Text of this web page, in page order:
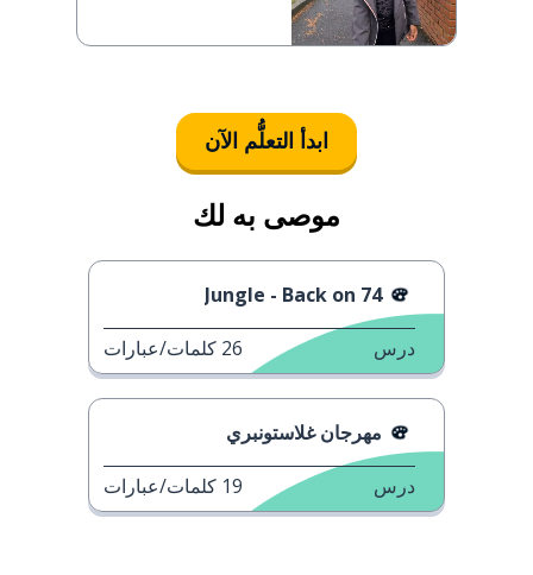
ابدأ التعلُّم الآن
موصى به لك
Jungle - Back on 74
درس 26 كلمات/عبارات
مهرجان غلاستونبري
درس 19 كلمات/عبارات